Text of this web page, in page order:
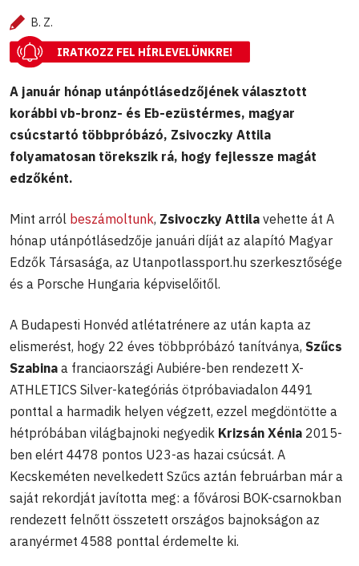
B. Z.
IRATKOZZ FEL HÍRLEVELÜNKRE!
A január hónap utánpótlásedzőjének választott
korábbi vb-bronz- és Eb-ezüstérmes, magyar
csúcstartó többpróbázó, Zsivoczky Attila
folyamatosan törekszik rá, hogy fejlessze magát
edzőként.
Mint arról beszámoltunk, Zsivoczky Attila vehette át A
hónap utánpótlásedzője januári díját az alapító Magyar
Edzők Társasága, az Utanpotlassport.hu szerkesztősége
és a Porsche Hungaria képviselőitől.
A Budapesti Honvéd atlétatrénere az után kapta az
elismerést, hogy 22 éves többpróbázó tanítványa, Szűcs
Szabina a franciaországi Aubiére-ben rendezett X-
ATHLETICS Silver-kategóriás ötpróbaviadalon 4491
ponttal a harmadik helyen végzett, ezzel megdöntötte a
hétpróbában világbajnoki negyedik Krizsán Xénia 2015-
ben elért 4478 pontos U23-as hazai csúcsát. A
Kecskeméten nevelkedett Szűcs aztán februárban már a
saját rekordját javította meg: a fővárosi BOK-csarnokban
rendezett felnőtt összetett országos bajnokságon az
aranyérmet 4588 ponttal érdemelte ki.